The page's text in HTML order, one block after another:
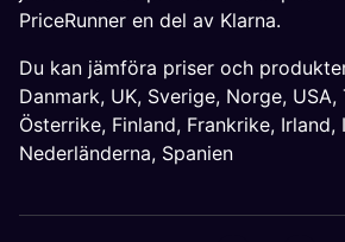
PriceRunner en del av Klarna.
Du kan jämföra priser och
Danmark, UK, Sverige, Norge, USA,
Österrike, Finland, Frankrike, Irland,
Nederländerna, Spanien